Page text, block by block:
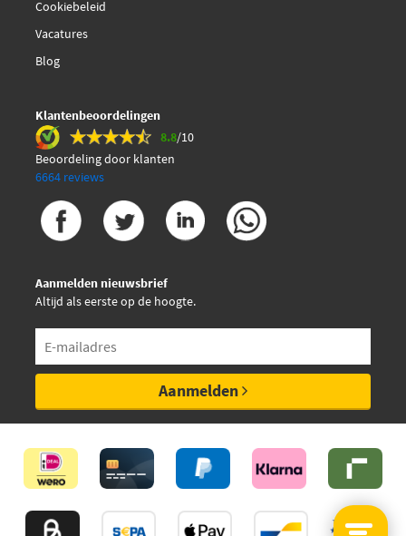
Sidat 85.30540
Valeo 245362
WAI CUF2168
WAI CUF528
Cookiebeleid
Vacatures
Blog
Klantenbeoordelingen
8.8/10
Beoordeling door klanten
6664 reviews
Aanmelden nieuwsbrief
Altijd als eerste op de hoogte.
Aanmelden